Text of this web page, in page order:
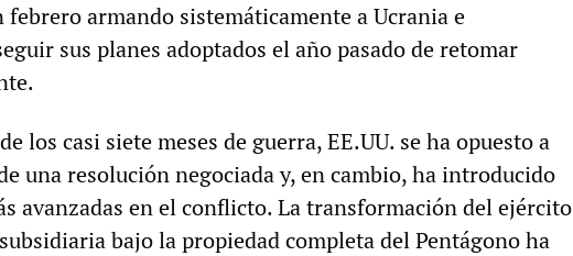
febrero armando sistemáticamente a Ucrania e
sus planes adoptados el año pasado de retomar
los casi siete meses de guerra, EE.UU. se ha opuesto a
una resolución negociada y, en cambio, ha introducido
avanzadas en el conflicto. La transformación del ejército
bajo la propiedad completa del Pentágono ha